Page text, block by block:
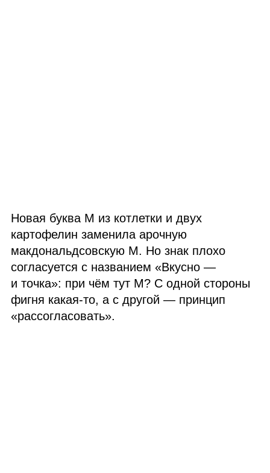
Новая буква М из котлетки и двух
картофелин заменила арочную
макдональдсовскую М. Но знак плохо
согласуется с названием «Вкусно —
и точка»: при чём тут М? С одной стороны
фигня какая‑то, а с другой — принцип
«рассогласовать».